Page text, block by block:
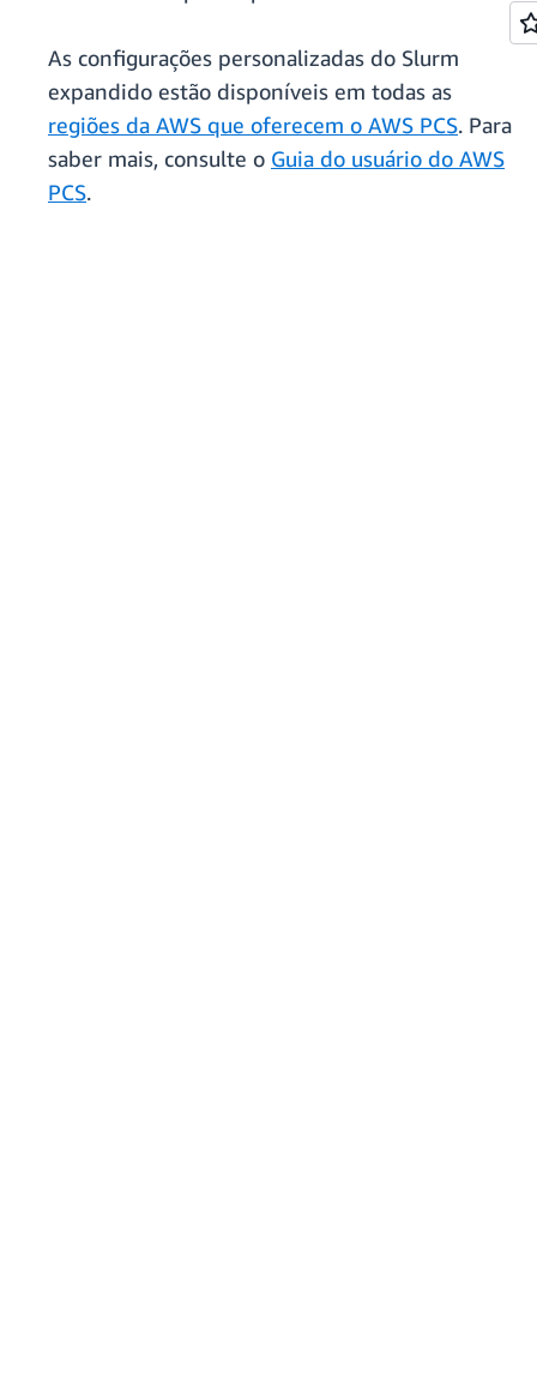
As configurações personalizadas do Slurm
expandido estão disponíveis em todas as
regiões da AWS que oferecem o AWS PCS. Para
saber mais, consulte o Guia do usuário do AWS
PCS.